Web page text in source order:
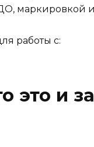
маркировкой
работы с:
это и